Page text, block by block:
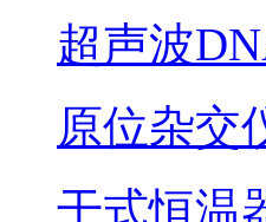
超声波
原位杂交
干式恒温